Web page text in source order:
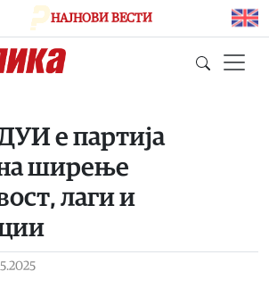
НАЈНОВИ ВЕСТИ
е партија
ширење
лаги и